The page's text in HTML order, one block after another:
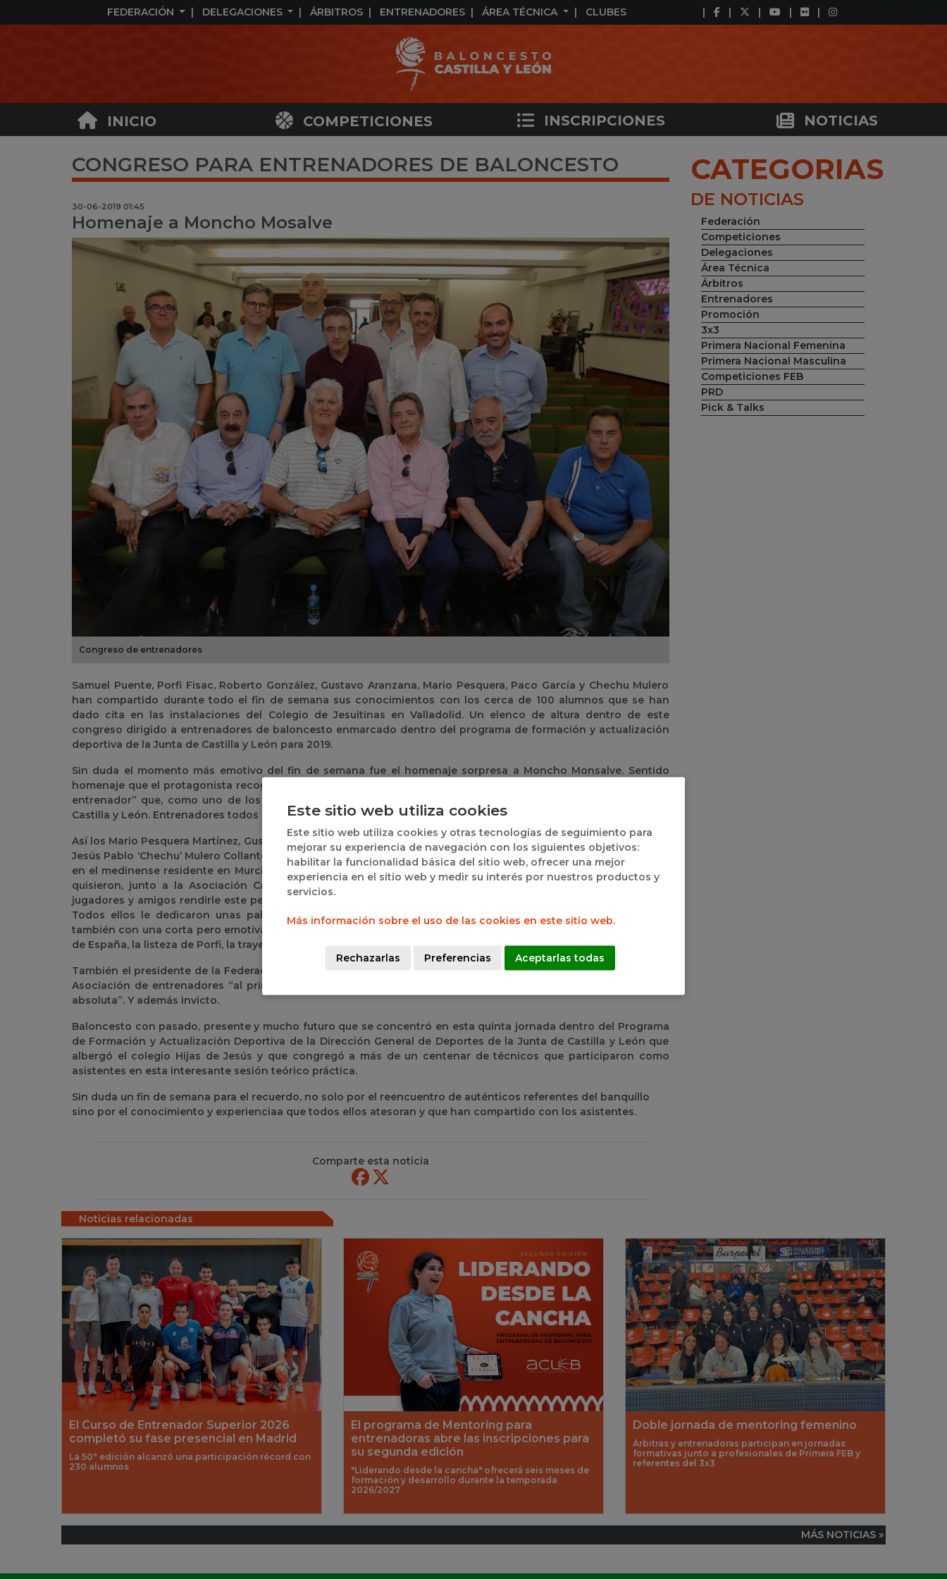
FEDERACIÓN DELEGACIONES ÁRBITROS ENTRENADORES ÁREA TÉCNICA CLUBES
INICIO COMPETICIONES INSCRIPCIONES NOTICIAS
CONGRESO PARA ENTRENADORES DE BALONCESTO
30-06-2019 01:45
Homenaje a Moncho Mosalve
Congreso de entrenadores
Samuel Puente, Porfi Fisac, Roberto González, Gustavo Aranzana, Mario Pesquera, Paco García y Chechu Mulero
han compartido durante todo el fin de semana sus conocimientos con los cerca de 100 alumnos que se han
dado cita en las instalaciones del Colegio de Jesuitinas en Valladolid. Un elenco de altura dentro de este
congreso dirigido a entrenadores de baloncesto enmarcado dentro del programa de formación y actualización
deportiva de la Junta de Castilla y León para 2019.
Sin duda el momento más emotivo del fin de semana fue el homenaje sorpresa a Moncho Monsalve. Sentido
homenaje que el protagonista recogió no sin cierta emoción y alguna lágrima. Desde los entrenadores hacia “El
entrenador” que, como uno de los precursores, dejó huella para que los técnicos brotaran en Valladolid y en
Castilla y León. Entrenadores todos ellos ACB con una amplia trayectoria.
Así los Mario Pesquera Martínez, Gustavo Aranzana Méndez, Francisco ‘Paco’ García Álvarez, Samuel Puente Delso,
Jesús Pablo ‘Chechu’ Mulero Collantes, Roberto González Presas y Porfirio ‘Porfi’ Fisac de Diego, que encontraron
en el medinense residente en Murcia, Moncho Monsalve, muchos de los fundamentos iniciales de este deporte,
quisieron, junto a la Asociación Castellano y Leonesa de Entrenadores de baloncesto, y varios de sus ex
jugadores y amigos rendirle este pequeño y caluroso homenaje en el que también estuvo la mujer de Monsalve.
Todos ellos le dedicaron unas palabras en forma de anécdotas vividas junto a él y Moncho correspondió
también con una corta pero emotiva locución en la que citó a Mario Pesquera, como el mejor entrenador táctico
de España, la listeza de Porfi, la trayectoria de Aranzana o de Paquito o el buen hacer de todos, en general.
También el presidente de la Federación castellano y leonesa, Carlos Sainz quiso entregar un obsequio junto a la
Asociación de entrenadores “al primer y único técnico que ha tenido el combinado autonómico en categoría
absoluta”. Y además invicto.
Baloncesto con pasado, presente y mucho futuro que se concentró en esta quinta jornada dentro del Programa
de Formación y Actualización Deportiva de la Dirección General de Deportes de la Junta de Castilla y León que
albergó el colegio Hijas de Jesús y que congregó a más de un centenar de técnicos que participaron como
asistentes en esta interesante sesión teórico práctica.
Sin duda un fin de semana para el recuerdo, no solo por el reencuentro de auténticos referentes del banquillo
sino por el conocimiento y experienciaa que todos ellos atesoran y que han compartido con los asistentes.
Comparte esta noticia
CATEGORIAS
DE NOTICIAS
Federación
Competiciones
Delegaciones
Área Técnica
Árbitros
Entrenadores
Promoción
3x3
Primera Nacional Femenina
Primera Nacional Masculina
Competiciones FEB
PRD
Pick & Talks
Noticias relacionadas
El Curso de Entrenador Superior 2026
completó su fase presencial en Madrid
La 50ª edición alcanzó una participación récord con
230 alumnos
El programa de Mentoring para
entrenadoras abre las inscripciones para
su segunda edición
"Liderando desde la cancha" ofrecerá seis meses de
formación y desarrollo durante la temporada
2026/2027
Doble jornada de mentoring femenino
Árbitras y entrenadoras participan en jornadas
formativas junto a profesionales de Primera FEB y
referentes del 3x3
MÁS NOTICIAS »
Este sitio web utiliza cookies
Este sitio web utiliza cookies y otras tecnologías de seguimiento para
mejorar su experiencia de navegación con los siguientes objetivos:
habilitar la funcionalidad básica del sitio web, ofrecer una mejor
experiencia en el sitio web y medir su interés por nuestros productos y
servicios.
Más información sobre el uso de las cookies en este sitio web.
Rechazarlas Preferencias Aceptarlas todas